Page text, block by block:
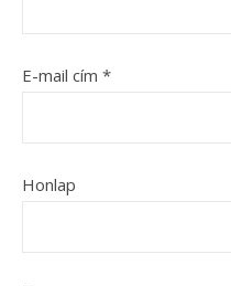
E-mail cím *
Honlap